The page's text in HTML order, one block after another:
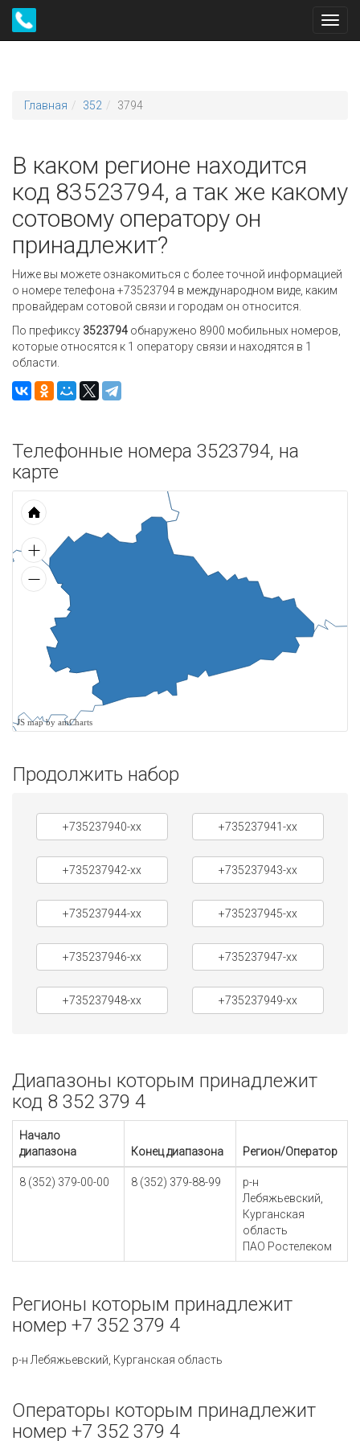
Главная 352 3794
В каком регионе находится
код 83523794, а так же какому
сотовому оператору он
принадлежит?
Ниже вы можете ознакомиться с более точной информацией
о номере телефона +73523794 в международном виде, каким
провайдерам сотовой связи и городам он относится.
По префиксу 3523794 обнаружено 8900 мобильных номеров,
которые относятся к 1 оператору связи и находятся в 1
области.
Телефонные номера 3523794, на
карте
JS map by amCharts
Продолжить набор
+735237940-xx +735237941-xx
+735237942-xx +735237943-xx
+735237944-xx +735237945-xx
+735237946-xx +735237947-xx
+735237948-xx +735237949-xx
Диапазоны которым принадлежит
код 8 352 379 4
Начало
диапазона
Конец диапазона Регион/Оператор
8 (352) 379-00-00 8 (352) 379-88-99
р-н
Лебяжьевский,
Курганская
область
ПАО Ростелеком
Регионы которым принадлежит
номер +7 352 379 4
р-н Лебяжьевский, Курганская область
Операторы которым принадлежит
номер +7 352 379 4